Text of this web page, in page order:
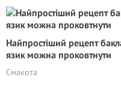
Найпростіший рецепт
язик можна проковтнути
Смакота